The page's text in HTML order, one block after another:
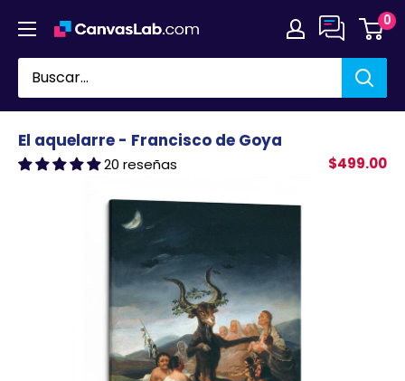
directamente
contenido
0
El aquelarre - Francisco de Goya
20 reseñas $499.00